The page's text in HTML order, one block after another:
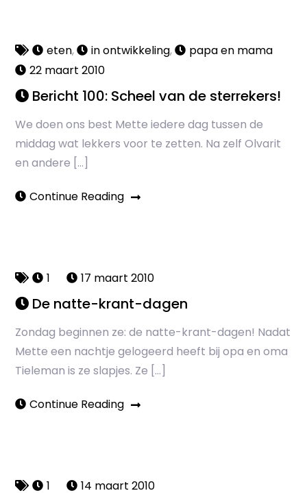
eten, in ontwikkeling,
papa en mama
22 maart 2010
Bericht 100: Scheel van de sterrekers!
We doen ons best Mette iedere dag tussen de
middag wat lekkers voor te zetten. Na zelf Olvarit
en andere […]
Continue Reading
1 17 maart 2010
De natte-krant-dagen
Zondag beginnen ze: de natte-krant-dagen! Nadat
Mette een nachtje gelogeerd heeft bij opa en oma
Tieleman is ze slapjes. Ze […]
Continue Reading
1 14 maart 2010